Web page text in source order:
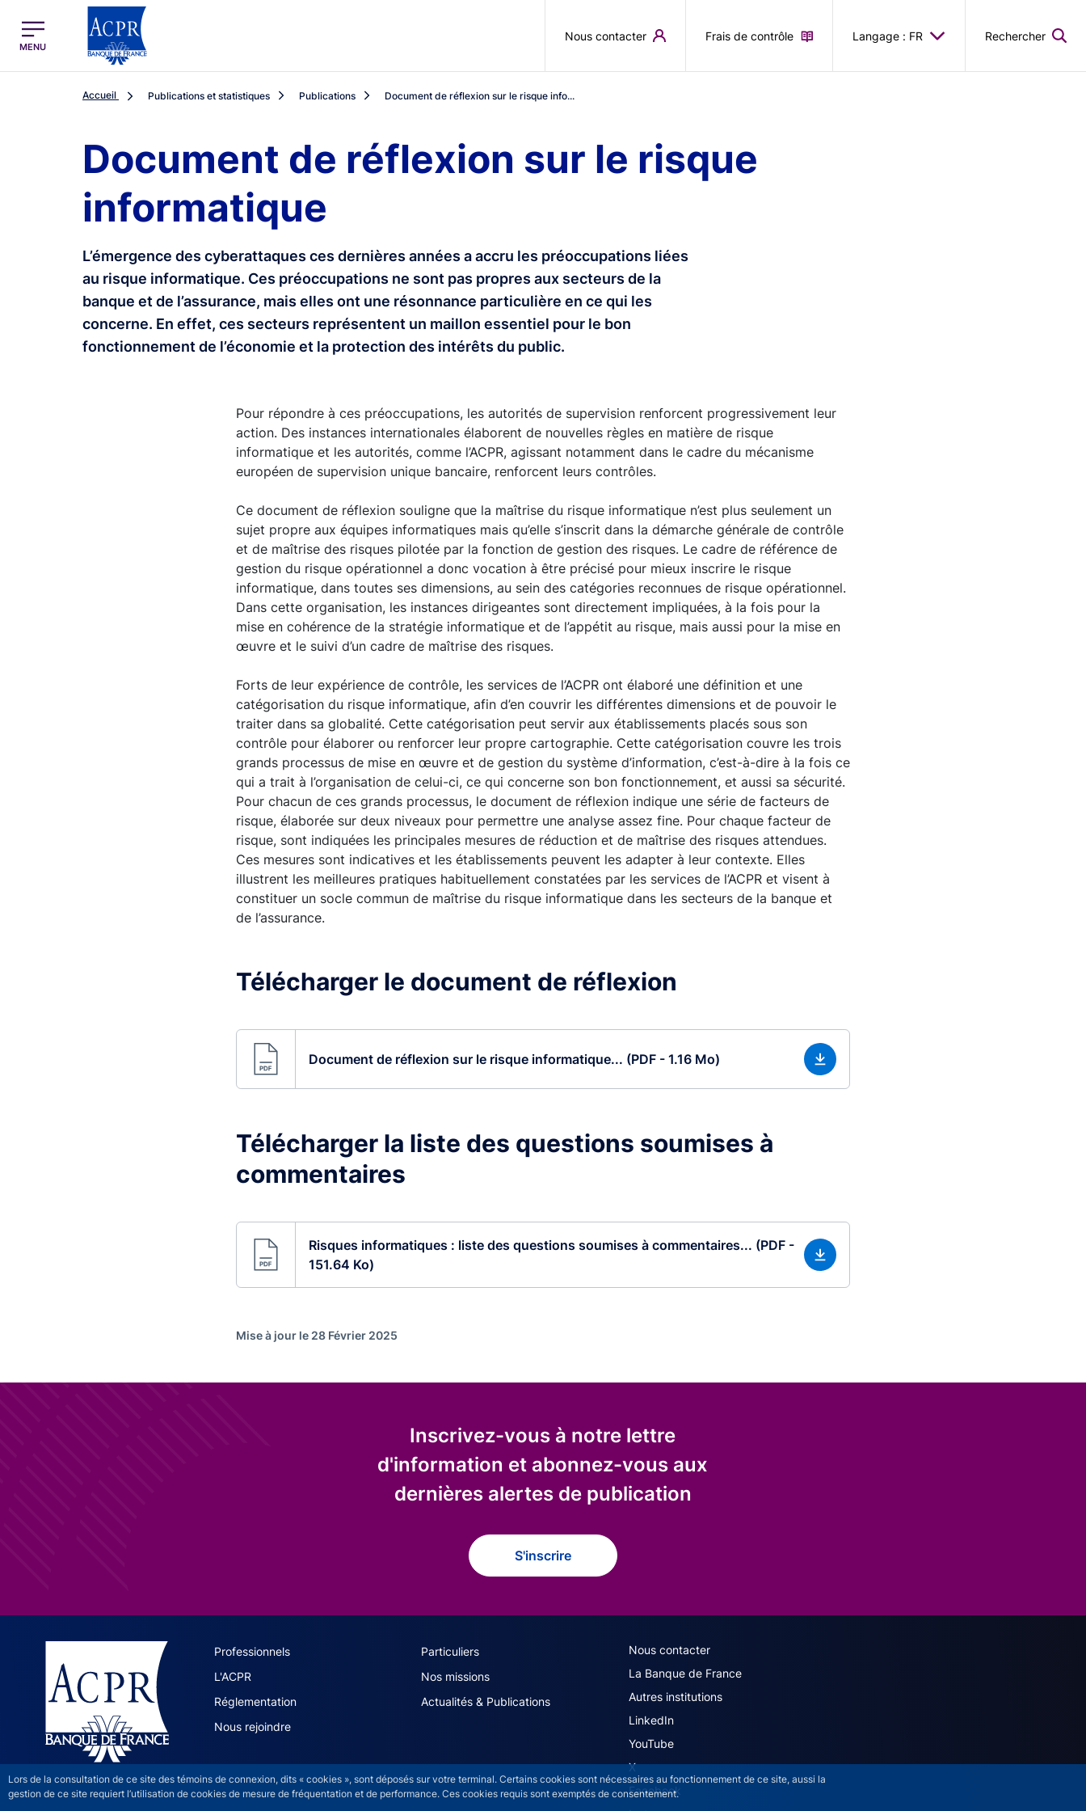
Lors de la consultation de ce site des témoins de connexion, dits « cookies », sont déposés sur votre terminal. Certains cookies sont nécessaires au fonctionnement de ce site, aussi la
gestion de ce site requiert l’utilisation de cookies de mesure de fréquentation et de performance. Ces cookies requis sont exemptés de consentement.
ACPR Menu Principal (French)
MENU
Nous contacter Frais de contrôle Langage : FR Rechercher
Accueil Publications et statistiques Publications Document de réflexion sur le risque info...
Document de réflexion sur le risque
informatique
L’émergence des cyberattaques ces dernières années a accru les préoccupations liées
au risque informatique. Ces préoccupations ne sont pas propres aux secteurs de la
banque et de l’assurance, mais elles ont une résonnance particulière en ce qui les
concerne. En effet, ces secteurs représentent un maillon essentiel pour le bon
fonctionnement de l’économie et la protection des intérêts du public.
Pour répondre à ces préoccupations, les autorités de supervision renforcent progressivement leur
action. Des instances internationales élaborent de nouvelles règles en matière de risque
informatique et les autorités, comme l’ACPR, agissant notamment dans le cadre du mécanisme
européen de supervision unique bancaire, renforcent leurs contrôles.
Ce document de réflexion souligne que la maîtrise du risque informatique n’est plus seulement un
sujet propre aux équipes informatiques mais qu’elle s’inscrit dans la démarche générale de contrôle
et de maîtrise des risques pilotée par la fonction de gestion des risques. Le cadre de référence de
gestion du risque opérationnel a donc vocation à être précisé pour mieux inscrire le risque
informatique, dans toutes ses dimensions, au sein des catégories reconnues de risque opérationnel.
Dans cette organisation, les instances dirigeantes sont directement impliquées, à la fois pour la
mise en cohérence de la stratégie informatique et de l’appétit au risque, mais aussi pour la mise en
œuvre et le suivi d’un cadre de maîtrise des risques.
Forts de leur expérience de contrôle, les services de l’ACPR ont élaboré une définition et une
catégorisation du risque informatique, afin d’en couvrir les différentes dimensions et de pouvoir le
traiter dans sa globalité. Cette catégorisation peut servir aux établissements placés sous son
contrôle pour élaborer ou renforcer leur propre cartographie. Cette catégorisation couvre les trois
grands processus de mise en œuvre et de gestion du système d’information, c’est-à-dire à la fois ce
qui a trait à l’organisation de celui-ci, ce qui concerne son bon fonctionnement, et aussi sa sécurité.
Pour chacun de ces grands processus, le document de réflexion indique une série de facteurs de
risque, élaborée sur deux niveaux pour permettre une analyse assez fine. Pour chaque facteur de
risque, sont indiquées les principales mesures de réduction et de maîtrise des risques attendues.
Ces mesures sont indicatives et les établissements peuvent les adapter à leur contexte. Elles
illustrent les meilleures pratiques habituellement constatées par les services de l’ACPR et visent à
constituer un socle commun de maîtrise du risque informatique dans les secteurs de la banque et
de l’assurance.
Télécharger le document de réflexion
Document de réflexion sur le risque informatique... (PDF - 1.16 Mo)
Télécharger la liste des questions soumises à
commentaires
Risques informatiques : liste des questions soumises à commentaires... (PDF -
151.64 Ko)
Mise à jour le 28 Février 2025
Inscrivez-vous à notre lettre
d'information et abonnez-vous aux
dernières alertes de publication
S'inscrire
ACPR site navigation (French)
Professionnels
Particuliers
L'ACPR
Nos missions
Réglementation
Actualités & Publications
Nous rejoindre
ACPR footer secondary menu (French)
Nous contacter
La Banque de France
Autres institutions
LinkedIn
YouTube
X
Facebook